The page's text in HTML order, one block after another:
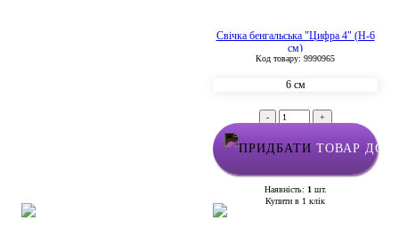
Свічка бенгальська "Цифра 4" (H-6
см)
Код товару: 9990965
6 см
- +
ТОВАР
Наявність: 1 шт.
Купити в 1 клік